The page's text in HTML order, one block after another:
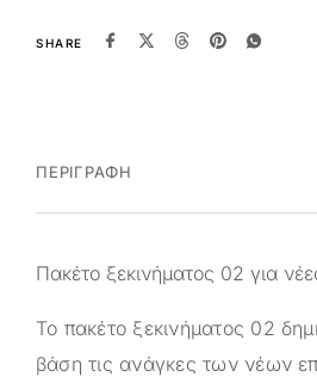
SHARE
ΠΕΡΙΓΡΑΦΉ
Πακέτο ξεκινήματος 02 για
Το πακέτο ξεκινήματος 02
βάση τις ανάγκες των νέων